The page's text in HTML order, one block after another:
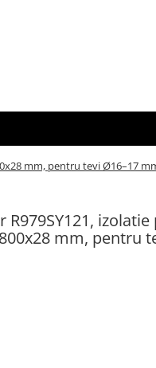
mm, pentru tevi Ø16–17
mm, pentru